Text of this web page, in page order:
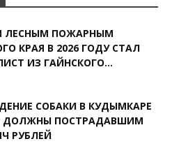
ЛЕСНЫМ ПОЖАРНЫМ
КРАЯ В 2026 ГОДУ СТАЛ
ИЗ ГАЙНСКОГО...
СОБАКИ В КУДЫМКАРЕ
ДОЛЖНЫ ПОСТРАДАВШИМ
РУБЛЕЙ